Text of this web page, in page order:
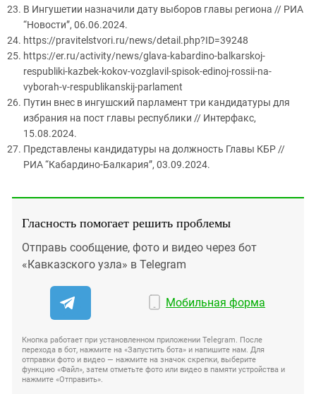
В Ингушетии назначили дату выборов главы региона // РИА
“Новости”, 06.06.2024.
https://pravitelstvori.ru/news/detail.php?ID=39248
https://er.ru/activity/news/glava-kabardino-balkarskoj-
respubliki-kazbek-kokov-vozglavil-spisok-edinoj-rossii-na-
vyborah-v-respublikanskij-parlament
Путин внес в ингушский парламент три кандидатуры для
избрания на пост главы республики // Интерфакс,
15.08.2024.
Представлены кандидатуры на должность Главы КБР //
РИА “Кабардино-Балкария”, 03.09.2024.
Гласность помогает решить проблемы
Отправь сообщение, фото и видео через бот
«Кавказского узла» в Telegram
Мобильная форма
Кнопка работает при установленном приложении Telegram. После
перехода в бот, нажмите на «Запустить бота» и напишите нам. Для
отправки фото и видео — нажмите на значок скрепки, выберите
функцию «Файл», затем отметьте фото или видео в памяти устройства и
нажмите «Отправить».